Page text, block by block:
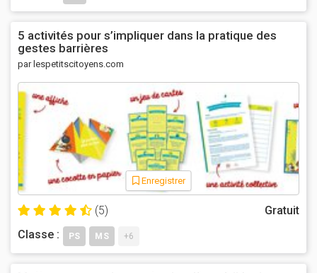
5 activités pour s’impliquer dans la pratique des
gestes barrières
par lespetitscitoyens.com
Enregistrer
(5)
Gratuit
Classe :
PS MS +6